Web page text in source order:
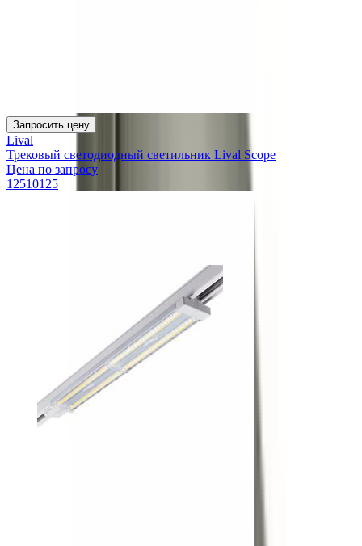
Запросить цену
Lival
Трековый светодиодный светильник Lival Scope
Цена по запросу
12510125